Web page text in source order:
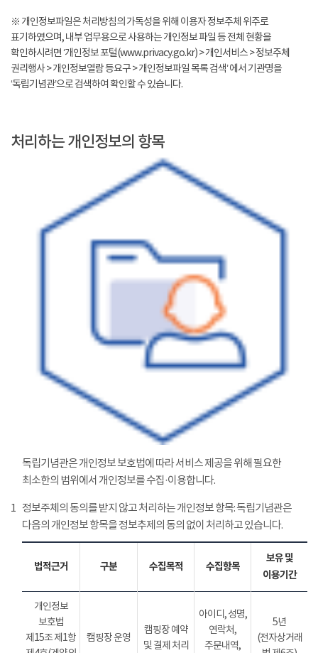
※ 개인정보파일은 처리방침의 가독성을 위해 이용자 정보주체 위주로
표기하였으며, 내부 업무용으로 사용하는 개인정보 파일 등 전체 현황을
확인하시려면 ‘개인정보 포털(www.privacy.go.kr) > 개인서비스 > 정보주체
권리행사 > 개인정보열람 등요구 > 개인정보파일 목록 검색’ 에서 기관명을
‘독립기념관’으로 검색하여 확인할 수 있습니다.
처리하는 개인정보의 항목
독립기념관은 개인정보 보호법에 따라 서비스 제공을 위해 필요한
최소한의 범위에서 개인정보를 수집·이용합니다.
1 정보주체의 동의를 받지 않고 처리하는 개인정보 항목: 독립기념관은
다음의 개인정보 항목을 정보추제의 동의 없이 처리하고 있습니다.
법적근거 구분 수집목적 수집항목
보유 및
이용기간
개인정보
보호법
제15조 제1항
캠핑장 운영
캠핑장 예약
및 결제 처리
아이디, 성명,
연락처,
주문내역,
5년
(전자상거래